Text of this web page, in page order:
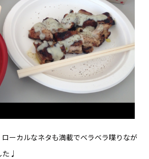
ーカルなネタも満載でベラベラ喋りなが
た♩